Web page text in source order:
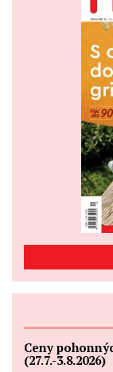
Ceny
(27.7.-3.8.2026)